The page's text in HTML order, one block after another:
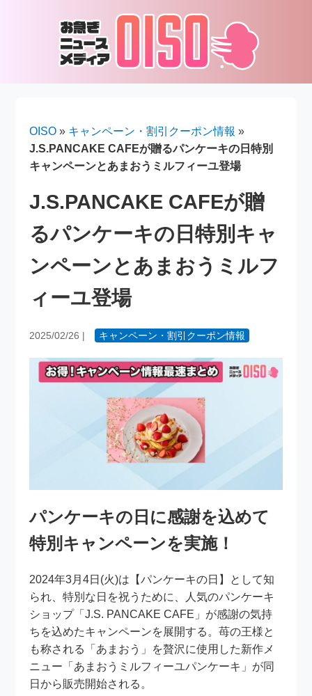
OISO » キャンペーン・割引クーポン情報 »
J.S.PANCAKE CAFEが贈るパンケーキの日特別
キャンペーンとあまおうミルフィーユ登場
J.S.PANCAKE CAFEが贈
るパンケーキの日特別キャ
ンペーンとあまおうミルフ
ィーユ登場
2025/02/26 | キャンペーン・割引クーポン情報
パンケーキの日に感謝を込めて
特別キャンペーンを実施！
2024年3月4日(火)は【パンケーキの日】として知
られ、特別な日を祝うために、人気のパンケーキ
ショップ「J.S. PANCAKE CAFE」が感謝の気持
ちを込めたキャンペーンを展開する。苺の王様と
も称される「あまおう」を贅沢に使用した新作メ
ニュー「あまおうミルフィーユパンケーキ」が同
日から販売開始される。